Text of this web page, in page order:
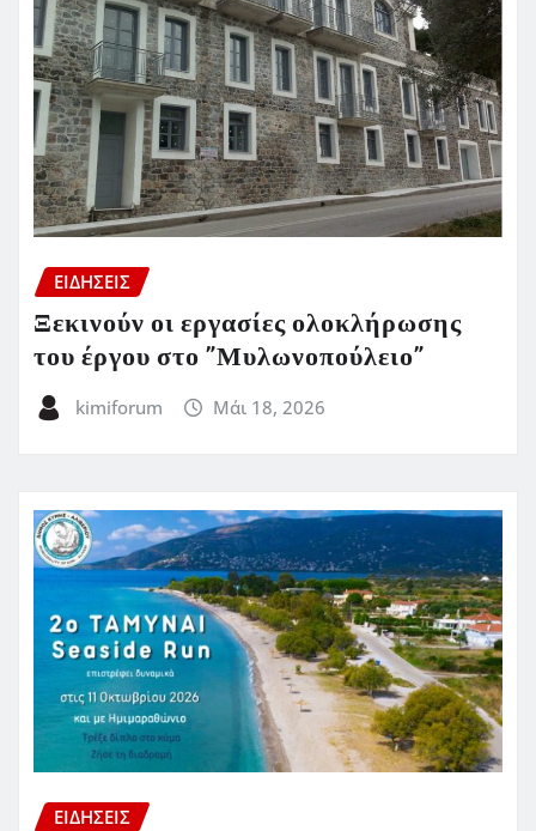
ΕΙΔΗΣΕΙΣ
Ξεκινούν οι εργασίες ολοκλήρωσης
του έργου στο ”Μυλωνοπούλειο”
kimiforum Μάι 18, 2026
ΕΙΔΗΣΕΙΣ